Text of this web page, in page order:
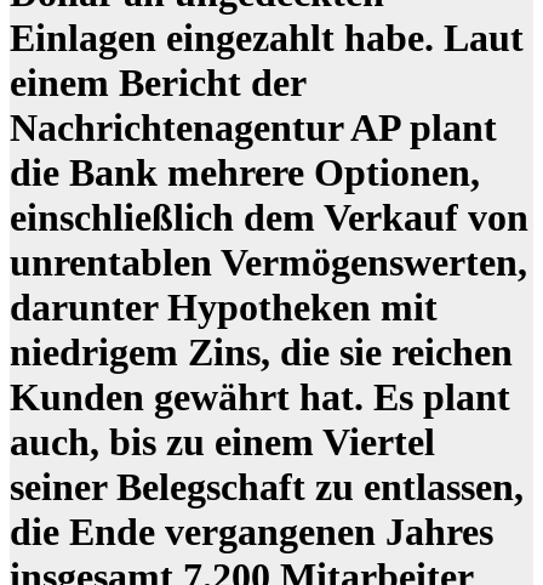
Einlagen eingezahlt habe. Laut
einem Bericht der
Nachrichtenagentur AP plant
die Bank mehrere Optionen,
einschließlich dem Verkauf von
unrentablen Vermögenswerten,
darunter Hypotheken mit
niedrigem Zins, die sie reichen
Kunden gewährt hat. Es plant
auch, bis zu einem Viertel
seiner Belegschaft zu entlassen,
die Ende vergangenen Jahres